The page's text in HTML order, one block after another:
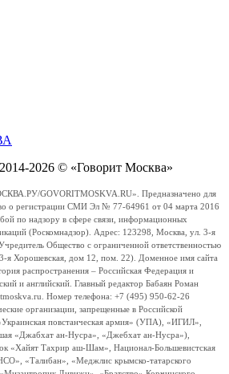
2026 © «Говорит Москва»
GOVORITMOSKVA.RU». Предназначено для
о регистрации СМИ Эл № 77-64961 от 04 марта 2016
по надзору в сфере связи, информационных
(Роскомнадзор). Адрес: 123298, Москва, ул. 3-я
Общество с ограниченной ответственностью
Хорошевская, дом 12, пом. 22). Доменное имя сайта
распространения – Российская Федерация и
и английский. Главный редактор Бабаян Роман
Номер телефона: +7 (495) 950-62-26
организации, запрещенные в Российской
повстанческая армия» (УПА), «ИГИЛ»,
«Джабхат ан-Нусра», «Джебхат ан-Нусра»),
«Хайят Тахрир аш-Шам», Национал-Большевистская
«Талибан», «Меджлис крымско-татарского